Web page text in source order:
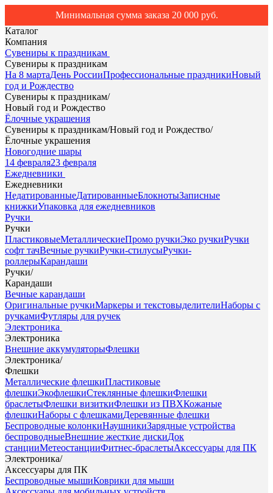
Минимальная сумма заказа 20 000 руб.
Каталог
Компания
Сувениры к праздникам
Сувениры к праздникам
На 8 мартаДень РоссииПрофессиональные праздникиНовый
год и Рождество
Сувениры к праздникам/
Новый год и Рождество
Ёлочные украшения
Сувениры к праздникам/Новый год и Рождество/
Ёлочные украшения
Новогодние шары
14 февраля23 февраля
Ежедневники
Ежедневники
НедатированныеДатированныеБлокнотыЗаписные
книжкиУпаковка для ежедневников
Ручки
Ручки
ПластиковыеМеталлическиеПромо ручкиЭко ручкиРучки
софт тачВечные ручкиРучки-стилусыРучки-
роллерыКарандаши
Ручки/
Карандаши
Вечные карандаши
Оригинальные ручкиМаркеры и текстовыделителиНаборы с
ручкамиФутляры для ручек
Электроника
Электроника
Внешние аккумуляторыФлешки
Электроника/
Флешки
Металлические флешкиПластиковые
флешкиЭкофлешкиСтеклянные флешкиФлешки
браслетыФлешки визиткиФлешки из ПВХКожаные
флешкиНаборы с флешкамиДеревянные флешки
Беспроводные колонкиНаушникиЗарядные устройства
беспроводныеВнешние жесткие дискиДок
станцииМетеостанцииФитнес-браслетыАксессуары для ПК
Электроника/
Аксессуары для ПК
Беспроводные мышиКоврики для мыши